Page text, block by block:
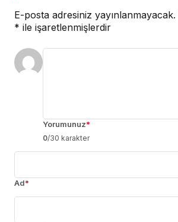
E-posta adresiniz yayınlanmayacak.
* ile işaretlenmişlerdir
Yorumunuz*
0/30 karakter
Ad*